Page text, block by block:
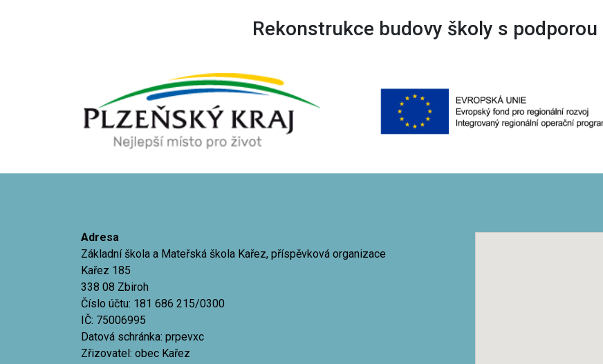
Rekonstrukce budovy školy s
Adresa
Základní škola a Mateřská škola Kařez, příspěvková organizace
Kařez 185
338 08 Zbiroh
Číslo účtu: 181 686 215/0300
IČ: 75006995
Datová schránka: prpevxc
Zřizovatel: obec Kařez